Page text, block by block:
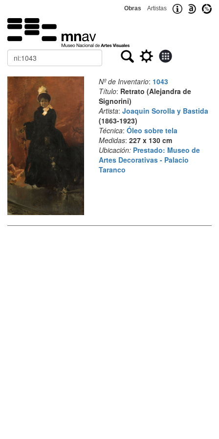
Obras Artistas
Buscar
Nº de Inventario: 1043
Título: Retrato (Alejandra de
Signorini)
Artista: Joaquin Sorolla y Bastida
(1863-1923)
Técnica: Óleo sobre tela
Medidas: 227 x 130 cm
Ubicación: Prestado: Museo de
Artes Decorativas - Palacio
Taranco